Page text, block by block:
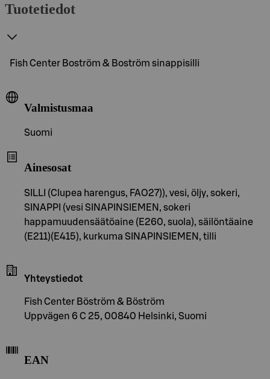
Tuotetiedot
Fish Center Boström & Boström sinappisilli
Valmistusmaa
Suomi
Ainesosat
SILLI (Clupea harengus, FAO27)), vesi, öljy, sokeri,
SINAPPI (vesi SINAPINSIEMEN, sokeri
happamuudensäätöaine (E260, suola), säilöntäaine
(E211)(E415), kurkuma SINAPINSIEMEN, tilli
Yhteystiedot
Fish Center Böström & Böström
Uppvägen 6 C 25, 00840 Helsinki, Suomi
EAN